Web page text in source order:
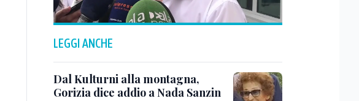
LEGGI ANCHE
Dal Kulturni alla montagna,
Gorizia dice addio a Nada Sanzin